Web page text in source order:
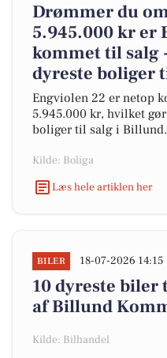
Drømmer du
5.945.000 kr er
kommet til salg
dyreste boliger
Engviolen 22 er netop
5.945.000 kr, hvilket
boliger til salg i Billund.
Kilde: Boliga
Læs hele artiklen her
BILER 18-07-2026 14:15
10 dyreste
af Billund
Kilde: Bilhandel